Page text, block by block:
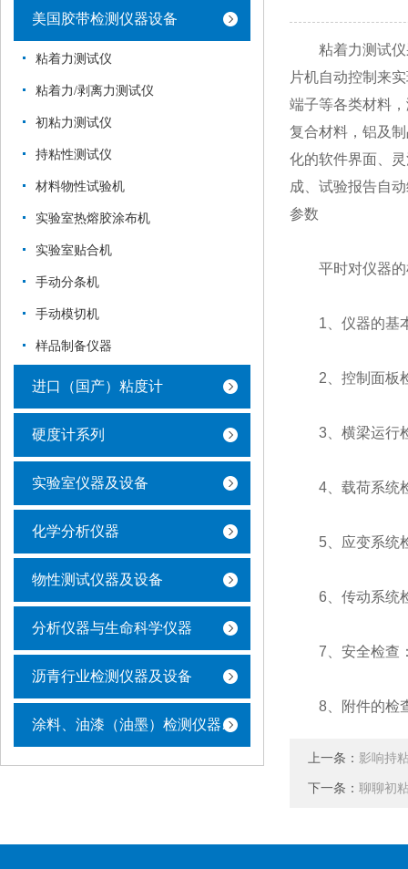
美国胶带检测仪器设备
粘着力测试仪
粘着力/剥离力测试仪
初粘力测试仪
持粘性测试仪
材料物性试验机
实验室热熔胶涂布机
实验室贴合机
手动分条机
手动模切机
样品制备仪器
进口（国产）粘度计
硬度计系列
实验室仪器及设备
化学分析仪器
物性测试仪器及设备
分析仪器与生命科学仪器
沥青行业检测仪器及设备
涂料、油漆（油墨）检测仪器及设备
粘着力测试仪采
片机自动控制来
端子等各类材料
复合材料，铝及
化的软件界面、
成、试验报告自
参数
平时对仪器的
1、仪器的基本
2、控制面板检
3、横梁运行检
4、载荷系统检
5、应变系统检
6、传动系统检
7、安全检查：
8、附件的检查
上一条： 影响持
下一条： 聊聊初